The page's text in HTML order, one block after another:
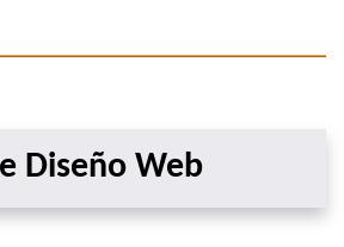
Diseño Web